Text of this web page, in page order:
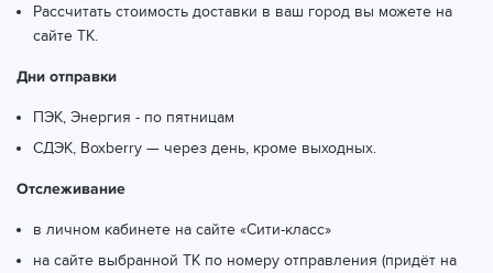
Рассчитать стоимость доставки в ваш город вы можете на
сайте ТК.
Дни отправки
ПЭК, Энергия - по пятницам
СДЭК, Boxberry — через день, кроме выходных.
Отслеживание
в личном кабинете на сайте «Сити-класс»
на сайте выбранной ТК по номеру отправления (придёт на